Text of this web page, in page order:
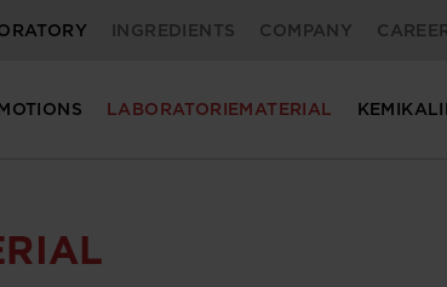
INGREDIENTS COMPANY
LABORATORIEMATERIAL